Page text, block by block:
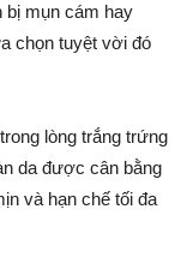
bị mụn cám hay
chọn tuyệt vời đó
lòng trắng trứng
da được cân bằng
và hạn chế tối đa